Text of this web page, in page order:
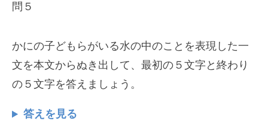
問５
かにの子どもらがいる水の中のことを表現した一
文を本文からぬき出して、最初の５文字と終わり
の５文字を答えましょう。
答えを見る